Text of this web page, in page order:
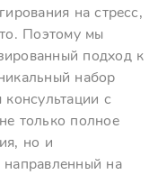
на стресс,
Поэтому мы
подход к
набор
с
только полное
но и
на